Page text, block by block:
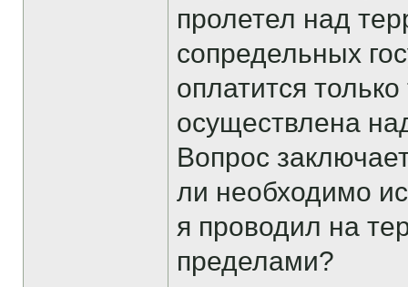
пролетел над
сопредельных
оплатится
осуществлена
Вопрос
ли необходимо
я проводил на
пределами?